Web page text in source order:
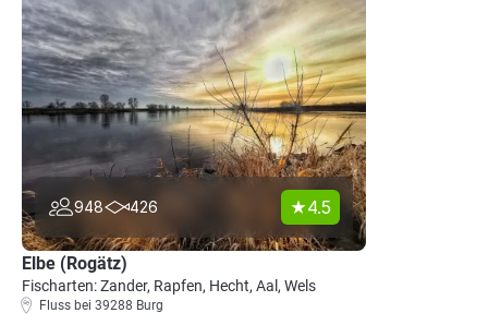
948 426 4.5
Elbe (Rogätz)
Fischarten: Zander, Rapfen, Hecht, Aal, Wels
Fluss bei 39288 Burg